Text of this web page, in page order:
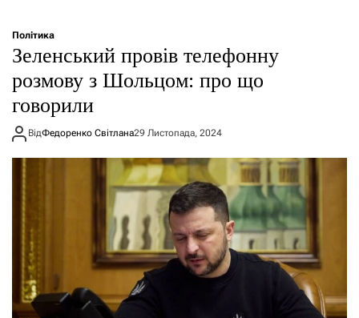
Політика
Зеленський провів телефонну
розмову з Шольцом: про що
говорили
ВідФедоренко Світлана29 Листопада, 2024